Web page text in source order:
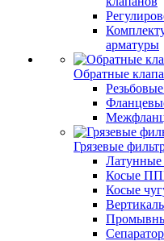
арматуры
Обратные
Грязевые
Косые
Косые